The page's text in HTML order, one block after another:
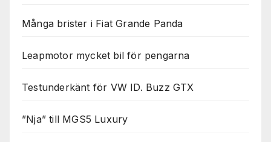
Många brister i Fiat Grande Panda
Leapmotor mycket bil för pengarna
Testunderkänt för VW ID. Buzz GTX
”Nja” till MGS5 Luxury